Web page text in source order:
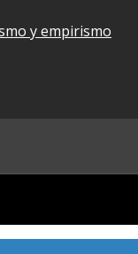
y empirismo